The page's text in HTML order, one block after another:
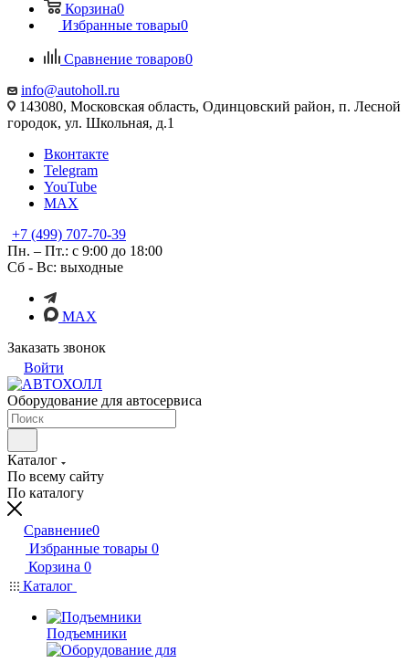
Корзина0
Избранные товары0
Сравнение товаров0
info@autoholl.ru
143080, Московская область, Одинцовский район, п. Лесной
городок, ул. Школьная, д.1
Вконтакте
Telegram
YouTube
MAX
+7 (499) 707-70-39
Пн. – Пт.: с 9:00 до 18:00
Сб - Вс: выходные
MAX
Заказать звонок
Войти
Оборудование для автосервиса
Каталог
По всему сайту
По каталогу
Сравнение0
Избранные товары 0
Корзина 0
Каталог
Подъемники